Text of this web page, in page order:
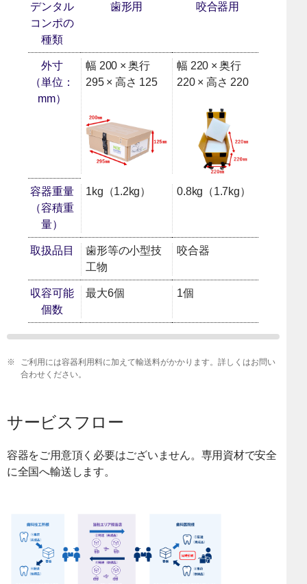
デンタル
コンポの
種類
歯形用 咬合器用
外寸
（単位：
mm）
幅 200 × 奥行
295 × 高さ 125
幅 220 × 奥行
220 × 高さ 220
容器重量
（容積重
量）
1kg（1.2kg） 0.8kg（1.7kg）
取扱品目
歯形等の小型技
工物
咬合器
収容可能
個数
最大6個 1個
※
ご利用には容器利用料に加えて輸送料がかかります。詳しくはお問い
合わせください。
サービスフロー
容器をご用意頂く必要はございません。専用資材で安全
に全国へ輸送します。